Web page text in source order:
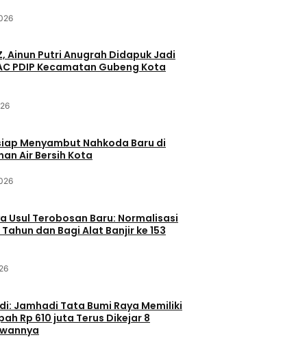
Ainun Putri Anugrah Didapuk Jadi
PDIP Kecamatan Gubeng Kota
Menyambut Nahkoda Baru di
Air Bersih Kota
Usul Terobosan Baru: Normalisasi
dan Bagi Alat Banjir ke 153
Jamhadi Tata Bumi Raya Memiliki
Rp 610 juta Terus Dikejar 8